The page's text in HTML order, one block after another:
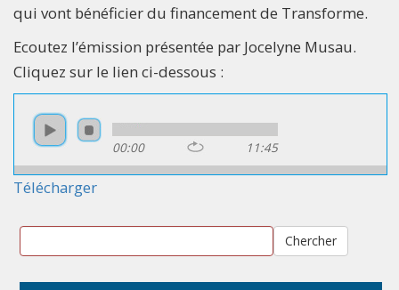
qui vont bénéficier du financement de Transforme.
Ecoutez l’émission présentée par Jocelyne Musau.
Cliquez sur le lien ci-dessous :
00:00 11:45
Télécharger
Chercher